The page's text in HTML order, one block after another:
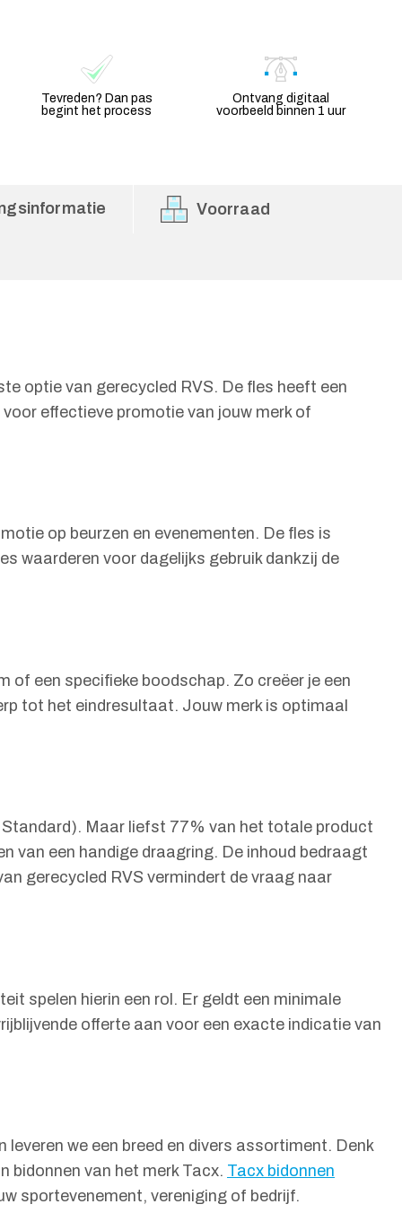
Tevreden? Dan pas
begint het process
Ontvang digitaal
voorbeeld binnen 1 uur
Voorraad
optie van gerecycled RVS. De fles heeft een
effectieve promotie van jouw merk of
op beurzen en evenementen. De fles is
waarderen voor dagelijks gebruik dankzij de
of een specifieke boodschap. Zo creëer je een
tot het eindresultaat. Jouw merk is optimaal
Maar liefst 77% van het totale product
van een handige draagring. De inhoud bedraagt
gerecycled RVS vermindert de vraag naar
spelen hierin een rol. Er geldt een minimale
offerte aan voor een exacte indicatie van
we een breed en divers assortiment. Denk
bidonnen van het merk Tacx. Tacx bidonnen
sportevenement, vereniging of bedrijf.